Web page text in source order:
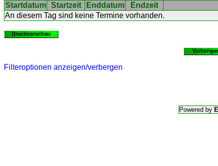
Startdatum Startzeit Enddatum
Endzeit
An diesem Tag sind keine Termine vorhanden.
Druckvorschau
Filteroptionen anzeigen/verbergen
Powered by